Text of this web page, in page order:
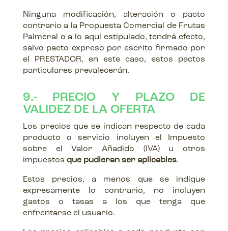
Ninguna modificación, alteración o pacto
contrario a la Propuesta Comercial de Frutas
Palmeral o a lo aquí estipulado, tendrá efecto,
salvo pacto expreso por escrito firmado por
el PRESTADOR, en este caso, estos pactos
particulares prevalecerán.
9.- PRECIO Y PLAZO DE
VALIDEZ DE LA OFERTA
Los precios que se indican respecto de cada
producto o servicio incluyen el Impuesto
sobre el Valor Añadido (IVA) u otros
impuestos que pudieran ser aplicables.
Estos precios, a menos que se indique
expresamente lo contrario, no incluyen
gastos o tasas a los que tenga que
enfrentarse el usuario.